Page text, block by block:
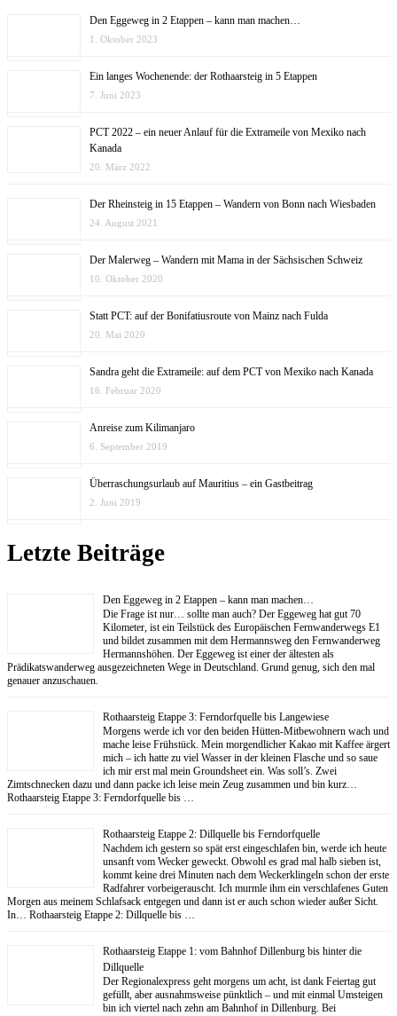
Den Eggeweg in 2 Etappen – kann man machen…
1. Oktober 2023
Ein langes Wochenende: der Rothaarsteig in 5 Etappen
7. Juni 2023
PCT 2022 – ein neuer Anlauf für die Extrameile von Mexiko nach
Kanada
20. März 2022
Der Rheinsteig in 15 Etappen – Wandern von Bonn nach Wiesbaden
24. August 2021
Der Malerweg – Wandern mit Mama in der Sächsischen Schweiz
10. Oktober 2020
Statt PCT: auf der Bonifatiusroute von Mainz nach Fulda
20. Mai 2020
Sandra geht die Extrameile: auf dem PCT von Mexiko nach Kanada
16. Februar 2020
Anreise zum Kilimanjaro
6. September 2019
Überraschungsurlaub auf Mauritius – ein Gastbeitrag
2. Juni 2019
Letzte Beiträge
Den Eggeweg in 2 Etappen – kann man machen…
Die Frage ist nur… sollte man auch? Der Eggeweg hat gut 70
Kilometer, ist ein Teilstück des Europäischen Fernwanderwegs E1
und bildet zusammen mit dem Hermannsweg den Fernwanderweg
Hermannshöhen. Der Eggeweg ist einer der ältesten als
Prädikatswanderweg ausgezeichneten Wege in Deutschland. Grund genug, sich den mal
genauer anzuschauen.
Rothaarsteig Etappe 3: Ferndorfquelle bis Langewiese
Morgens werde ich vor den beiden Hütten-Mitbewohnern wach und
mache leise Frühstück. Mein morgendlicher Kakao mit Kaffee ärgert
mich – ich hatte zu viel Wasser in der kleinen Flasche und so saue
ich mir erst mal mein Groundsheet ein. Was soll’s. Zwei
Zimtschnecken dazu und dann packe ich leise mein Zeug zusammen und bin kurz…
Rothaarsteig Etappe 3: Ferndorfquelle bis …
Rothaarsteig Etappe 2: Dillquelle bis Ferndorfquelle
Nachdem ich gestern so spät erst eingeschlafen bin, werde ich heute
unsanft vom Wecker geweckt. Obwohl es grad mal halb sieben ist,
kommt keine drei Minuten nach dem Weckerklingeln schon der erste
Radfahrer vorbeigerauscht. Ich murmle ihm ein verschlafenes Guten
Morgen aus meinem Schlafsack entgegen und dann ist er auch schon wieder außer Sicht.
In… Rothaarsteig Etappe 2: Dillquelle bis …
Rothaarsteig Etappe 1: vom Bahnhof Dillenburg bis hinter die
Dillquelle
Der Regionalexpress geht morgens um acht, ist dank Feiertag gut
gefüllt, aber ausnahmsweise pünktlich – und mit einmal Umsteigen
bin ich viertel nach zehn am Bahnhof in Dillenburg. Bei